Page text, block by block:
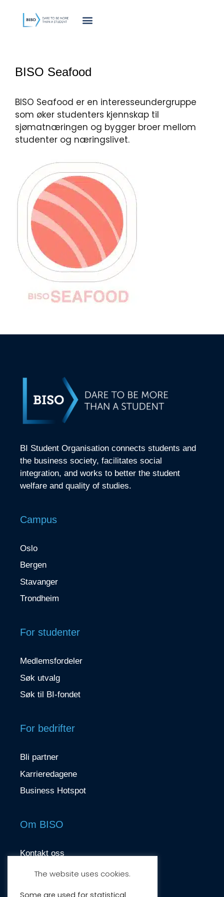
innholdet
BISO Seafood
BISO Seafood er en interesseundergruppe
som øker studenters kjennskap til
sjømatnæringen og bygger broer mellom
studenter og næringslivet.
BI Student Organisation connects students and
the business society, facilitates social
integration, and works to better the student
welfare and quality of studies.
Campus
Oslo
Bergen
Stavanger
Trondheim
For studenter
Medlemsfordeler
Søk utvalg
Søk til BI-fondet
For bedrifter
Bli partner
Karrieredagene
Business Hotspot
Om BISO
Kontakt oss
contact@biso.no
The website uses cookies.
Some are used for statistical